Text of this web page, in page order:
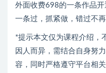
外面收费698的一条作品
一条过，抓紧做，错过不
*提示本文仅为课程介绍，
因人而异，需结合自身努
容，同时严格遵守平台相